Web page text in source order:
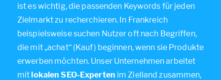
ist es wichtig, die passenden Keywords für jeden
Zielmarkt zu recherchieren. In Frankreich
beispielsweise suchen Nutzer oft nach Begriffen,
die mit „achat“ (Kauf) beginnen, wenn sie Produkte
erwerben möchten. Unser Unternehmen arbeitet
mitlokalen SEO-Experten im Zielland zusammen,